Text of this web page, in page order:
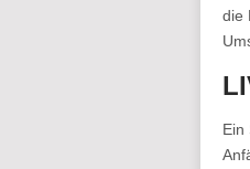
die
Ein